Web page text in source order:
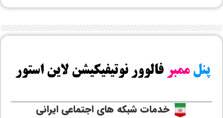
خدمات شبکه های اجتماعی ایرانی